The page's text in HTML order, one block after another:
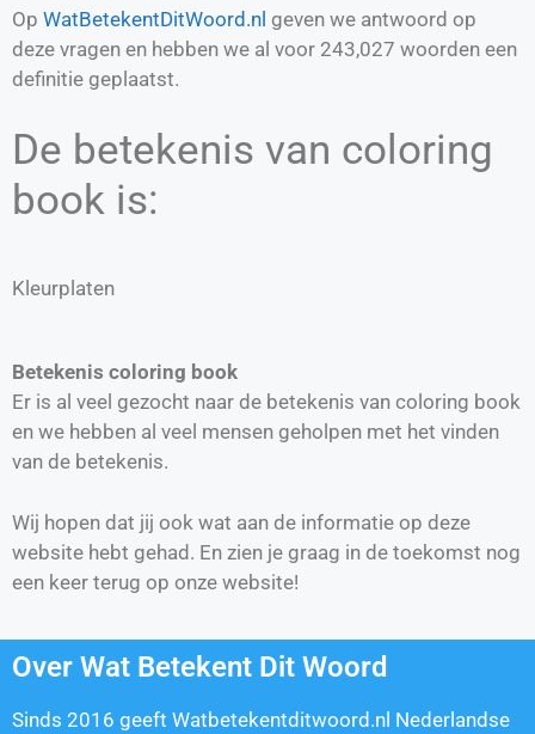
Op WatBetekentDitWoord.nl geven we antwoord op
deze vragen en hebben we al voor 243,027 woorden een
definitie geplaatst.
De betekenis van coloring
book is:
Kleurplaten
Betekenis coloring book
Er is al veel gezocht naar de betekenis van coloring book
en we hebben al veel mensen geholpen met het vinden
van de betekenis.
Wij hopen dat jij ook wat aan de informatie op deze
website hebt gehad. En zien je graag in de toekomst nog
een keer terug op onze website!
Over Wat Betekent Dit Woord
Sinds 2016 geeft Watbetekentditwoord.nl Nederlandse